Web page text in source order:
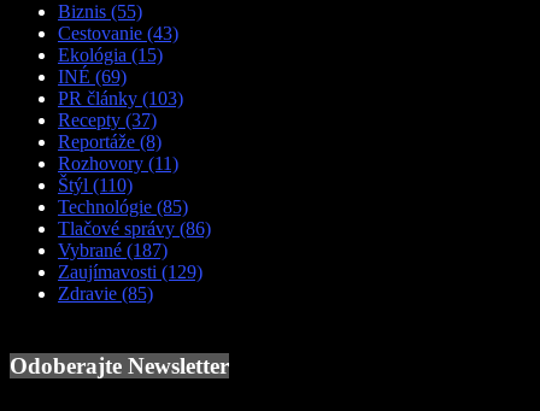
Biznis (55)
Cestovanie (43)
Ekológia (15)
INÉ (69)
PR články (103)
Recepty (37)
Reportáže (8)
Rozhovory (11)
Štýl (110)
Technológie (85)
Tlačové správy (86)
Vybrané (187)
Zaujímavosti (129)
Zdravie (85)
Odoberajte Newsletter